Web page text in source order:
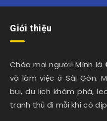
Giới thiệu
Chào mọi người! Mình là
và làm việc ở Sài Gòn.
bụi, du lịch khám phá,
tranh thủ đi mỗi khi có dịp